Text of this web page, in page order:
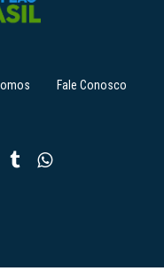
Fale Conosco